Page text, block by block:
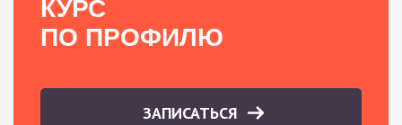
КУРС
ПО ПРОФИЛЮ
ЗАПИСАТЬСЯ